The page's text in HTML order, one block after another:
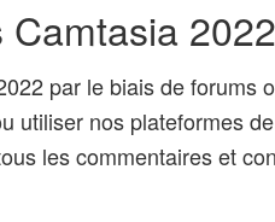
par le biais de forums
utiliser nos plateformes
les commentaires et